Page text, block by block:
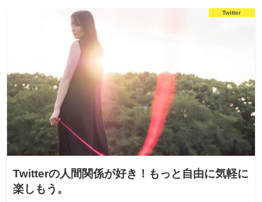
Twitter
Twitterの人間関係が好き！もっと自由に気軽に
楽しもう。